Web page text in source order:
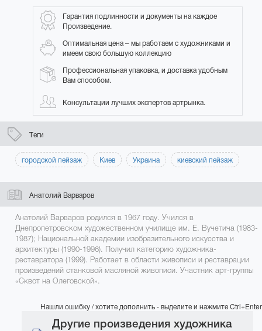
Гарантия подлинности и документы на каждое
Произведение.
Оптимальная цена – мы работаем с художниками и
имеем свою большую коллекцию
Профессиональная упаковка, и доставка удобным
Вам способом.
Консультации лучших экспертов артрынка.
Теги
городской пейзаж Киев Украина киевский пейзаж
Анатолий Варваров
Анатолий Варваров родился в 1967 году. Учился в
Днепропетровском художественном училище им. Е. Вучетича (1983-
1987); Национальной академии изобразительного искусства и
архитектуры (1990-1996). Получил категорию художника-
реставратора (1999). Работает в области живописи и реставрации
произведений станковой масляной живописи. Участник арт-группы
«Сквот на Олеговской».
Нашли ошибку / хотите дополнить - выделите и нажмите Ctrl+Enter
Другие произведения художника